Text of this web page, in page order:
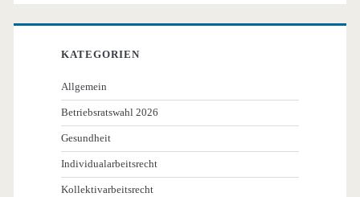
KATEGORIEN
Allgemein
Betriebsratswahl 2026
Gesundheit
Individualarbeitsrecht
Kollektivarbeitsrecht